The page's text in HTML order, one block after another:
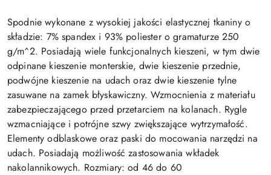
Spodnie wykonane z wysokiej jakości elastycznej tkaniny o
składzie: 7% spandex i 93% poliester o gramaturze 250
g/m^2. Posiadają wiele funkcjonalnych kieszeni, w tym dwie
odpinane kieszenie monterskie, dwie kieszenie przednie,
podwójne kieszenie na udach oraz dwie kieszenie tylne
zasuwane na zamek błyskawiczny. Wzmocnienia z materiału
zabezpieczającego przed przetarciem na kolanach. Rygle
wzmacniające i potrójne szwy zwiększające wytrzymałość.
Elementy odblaskowe oraz paski do mocowania narzędzi na
udach. Posiadają możliwość zastosowania wkładek
nakolannikowych. Rozmiary: od 46 do 60